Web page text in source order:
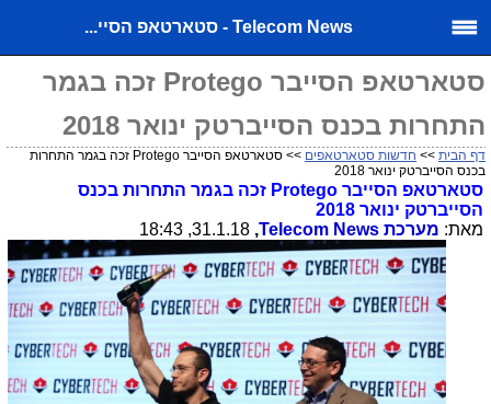
Telecom News - סטארטאפ הסיי...
סטארטאפ הסייבר Protego זכה בגמר
התחרות בכנס הסייברטק ינואר 2018
דף הבית >> חדשות סטארטאפים
>> סטארטאפ הסייבר Protego זכה בגמר התחרות
בכנס הסייברטק ינואר 2018
סטארטאפ הסייבר Protego זכה בגמר התחרות בכנס
הסייברטק ינואר 2018
מאת: מערכת Telecom News
,